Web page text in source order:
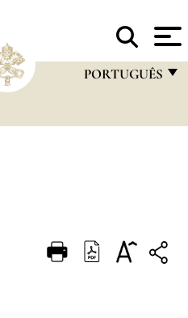
PORTUGUÊS
DEUTSCH